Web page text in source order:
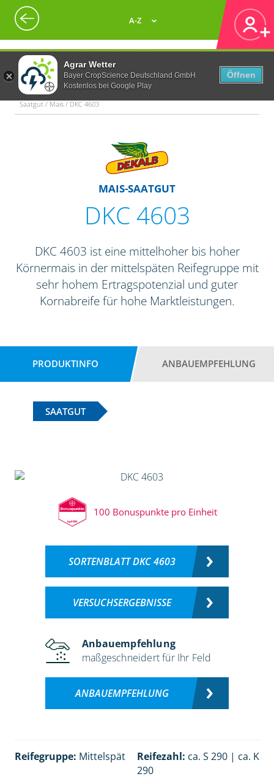
Agrar Wetter
Bayer CropScience Deutschland GmbH
Kostenlos bei Google Play
Öffnen
A-Z
Saatgut / Mais / DKC 4603
MAIS-SAATGUT
DKC 4603
DKC 4603 ist eine mittelhoher bis hoher
Körnermais in der mittelspäten Reifegruppe mit
sehr hohem Ertragspotenzial und guter
Kornabreife für hohe Marktleistungen.
PRODUKTINFO ANBAUEMPFEHLUNG
SAATGUT
100 Bonuspunkte pro Einheit
SORTENBLATT DKC 4603
VERSUCHSERGEBNISSE
Anbauempfehlung
maßgeschneidert für Ihr Feld
ANBAUEMPFEHLUNG
Reifegruppe: Mittelspät Reifezahl: ca. S 290 | ca. K
290